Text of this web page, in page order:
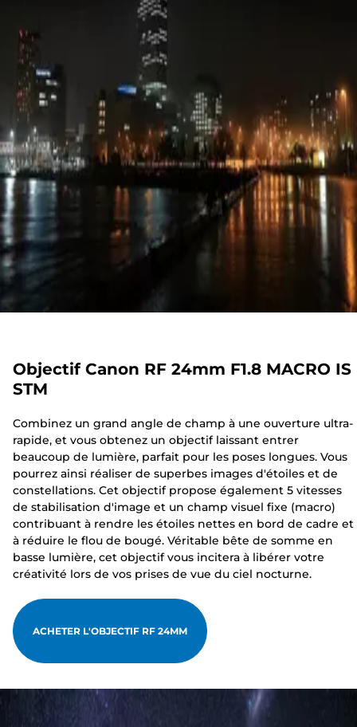
Objectif Canon RF 24mm F1.8 MACRO IS
STM
Combinez un grand angle de champ à une ouverture ultra-
rapide, et vous obtenez un objectif laissant entrer
beaucoup de lumière, parfait pour les poses longues. Vous
pourrez ainsi réaliser de superbes images d'étoiles et de
constellations. Cet objectif propose également 5 vitesses
de stabilisation d'image et un champ visuel fixe (macro)
contribuant à rendre les étoiles nettes en bord de cadre et
à réduire le flou de bougé. Véritable bête de somme en
basse lumière, cet objectif vous incitera à libérer votre
créativité lors de vos prises de vue du ciel nocturne.
ACHETER L'OBJECTIF RF 24MM